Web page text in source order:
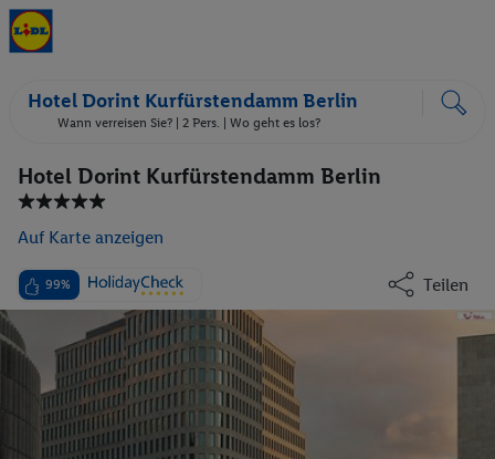
Hotel Dorint Kurfürstendamm Berlin
Wann verreisen Sie? | 2 Pers. | Wo geht es los?
Hotel Dorint Kurfürstendamm Berlin
Auf Karte anzeigen
99% Teilen